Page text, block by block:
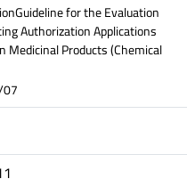
for the Evaluation
Authorization Applications
Medicinal Products (Chemical